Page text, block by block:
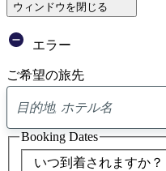
ウィンドウを閉じる
エラー
ご希望の旅先
いつ到着されますか？
Booking Dates